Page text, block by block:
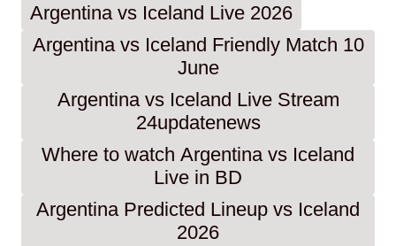
Argentina vs Iceland Live 2026
Argentina vs Iceland Friendly Match 10
June
Argentina vs Iceland Live Stream
24updatenews
Where to watch Argentina vs Iceland
Live in BD
Argentina Predicted Lineup vs Iceland
2026